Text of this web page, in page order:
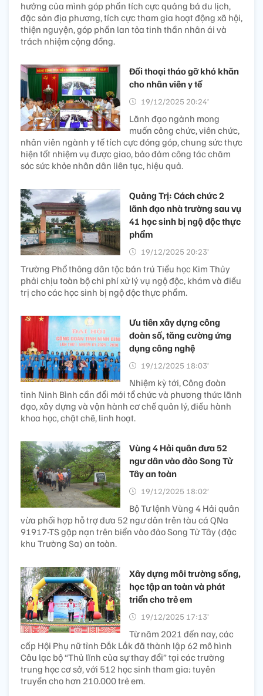
hưởng của mình góp phần tích cực quảng bá du lịch,
đặc sản địa phương, tích cực tham gia hoạt động xã hội,
thiện nguyện, góp phần lan tỏa tinh thần nhân ái và
trách nhiệm cộng đồng.
Đối thoại tháo gỡ khó khăn
cho nhân viên y tế
19/12/2025 20:24’
Lãnh đạo ngành mong
muốn công chức, viên chức,
nhân viên ngành y tế tích cực đóng góp, chung sức thực
hiện tốt nhiệm vụ được giao, bảo đảm công tác chăm
sóc sức khỏe nhân dân liên tục, hiệu quả.
Quảng Trị: Cách chức 2
lãnh đạo nhà trường sau vụ
41 học sinh bị ngộ độc thực
phẩm
19/12/2025 20:23’
Trường Phổ thông dân tộc bán trú Tiểu học Kim Thủy
phải chịu toàn bộ chi phí xử lý vụ ngộ độc, khám và điều
trị cho các học sinh bị ngộ độc thực phẩm.
Ưu tiên xây dựng công
đoàn số, tăng cường ứng
dụng công nghệ
19/12/2025 18:03’
Nhiệm kỳ tới, Công đoàn
tỉnh Ninh Bình cần đổi mới tổ chức và phương thức lãnh
đạo, xây dựng và vận hành cơ chế quản lý, điều hành
khoa học, chặt chẽ, linh hoạt.
Vùng 4 Hải quân đưa 52
ngư dân vào đảo Song Tử
Tây an toàn
19/12/2025 18:02’
Bộ Tư lệnh Vùng 4 Hải quân
vừa phối hợp hỗ trợ đưa 52 ngư dân trên tàu cá QNa
91917-TS gặp nạn trên biển vào đảo Song Tử Tây (đặc
khu Trường Sa) an toàn.
Xây dựng môi trường sống,
học tập an toàn và phát
triển cho trẻ em
19/12/2025 17:13’
Từ năm 2021 đến nay, các
cấp Hội Phụ nữ tỉnh Đắk Lắk đã thành lập 62 mô hình
Câu lạc bộ “Thủ lĩnh của sự thay đổi” tại các trường
trung học cơ sở, với 512 học sinh tham gia; tuyên
truyền cho hơn 210.000 trẻ em.